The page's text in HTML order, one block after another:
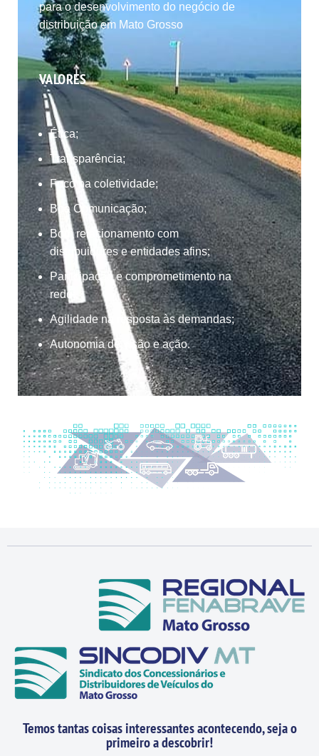
para o desenvolvimento do negócio de
distribuição em Mato Grosso
VALORES
Ética;
Transparência;
Foco na coletividade;
Boa Comunicação;
Bom relacionamento com
distribuidores e entidades afins;
Participação e comprometimento na
rede;
Agilidade na resposta às demandas;
Autonomia de visão e ação.
Temos tantas coisas interessantes acontecendo, seja o
primeiro a descobrir!